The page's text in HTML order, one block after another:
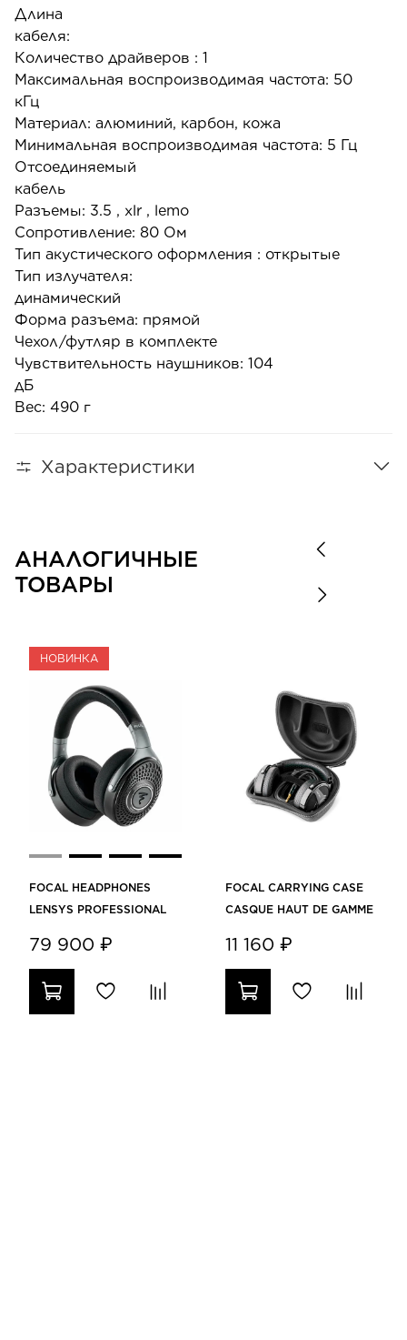
Длина
Количество драйверов : 1
Максимальная воспроизводимая частота: 50
кГц
Материал: алюминий, карбон, кожа
Минимальная воспроизводимая частота: 5 Гц
Отсоединяемый
Разъемы: 3.5 , xlr , lemo
Сопротивление: 80 Ом
Тип акустического оформления : открытые
Тип излучателя:
Форма разъема: прямой
Чехол/футляр в комплекте
Чувствительность наушников: 104
дБ
Вес: 490 г
Характеристики
АНАЛОГИЧНЫЕ
ТОВАРЫ
НОВИНКА
FOCAL HEADPHONES
LENSYS PROFESSIONAL
79 900 ₽
FOCAL CARRYING CASE
CASQUE HAUT DE GAMME
11 160 ₽